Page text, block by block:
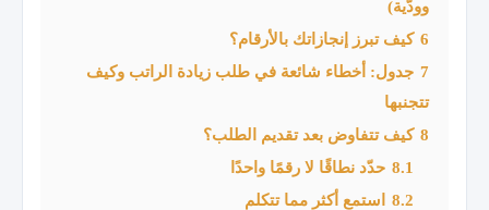
وودّية)
6 كيف تبرز إنجازاتك بالأرقام؟
7 جدول: أخطاء شائعة في طلب زيادة الراتب وكيف
تتجنبها
8 كيف تتفاوض بعد تقديم الطلب؟
8.1 حدّد نطاقًا لا رقمًا واحدًا
8.2
استمع أكثر مما تتكلم